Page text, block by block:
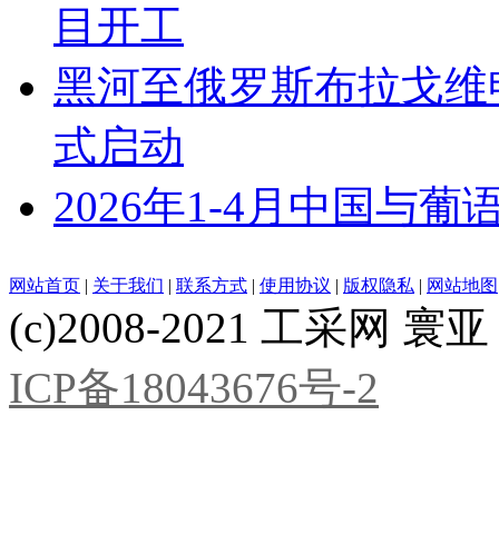
目开工
黑河至俄罗斯布拉戈
式启动
2026年1-4月中国与葡
网站首页 | 关于我们 | 联系方式 | 使用协议 | 版权隐私 | 网站地图
(c)2008-2021 工采网 寰
ICP备18043676号-2